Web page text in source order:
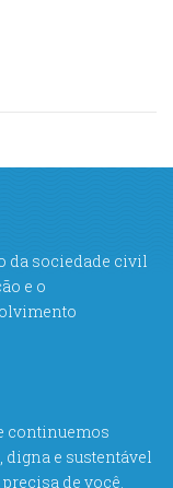
da sociedade civil
e o
continuemos
e sustentável
de você.